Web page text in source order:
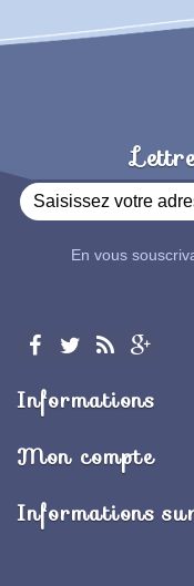
En vous
Informations
Mon compte
Informations